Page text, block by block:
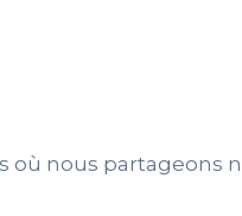
où nous partageons